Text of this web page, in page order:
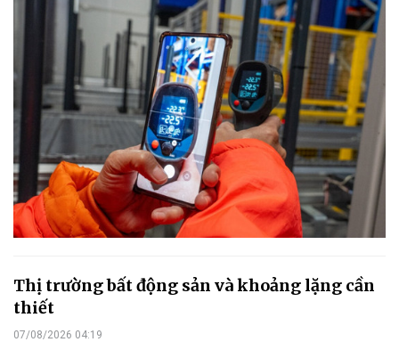
Thị trường bất động sản và khoảng lặng cần
thiết
07/08/2026 04:19